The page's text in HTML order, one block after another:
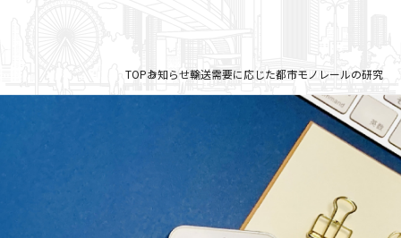
TOPお知らせ輸送需要に応じた都市モノレールの研究